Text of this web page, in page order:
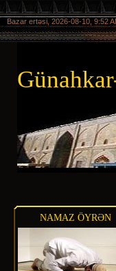
Bazar ertəsi, 2026-08-10, 9:52
NAMAZ ÖYRƏN